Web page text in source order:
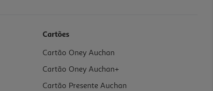
Cartões
Cartão Oney Auchan
Cartão Oney Auchan+
Cartão Presente Auchan